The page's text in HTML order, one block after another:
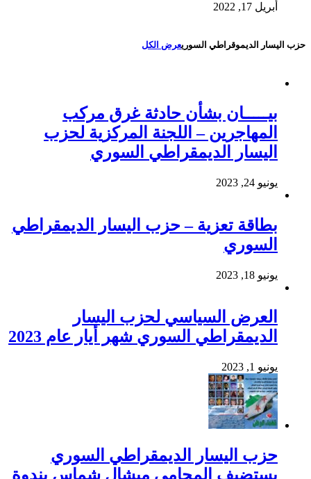
أبريل 17, 2022
حزب اليسار الديموقراطي السوريعرض الكل
بيـــــان بشأن حادثة غرق مركب
المهاجرين – اللجنة المركزية لحزب
اليسار الديمقراطي السوري
يونيو 24, 2023
بطاقة تعزية – حزب اليسار الديمقراطي
السوري
يونيو 18, 2023
العرض السياسي لحزب اليسار
الديمقراطي السوري شهر أيار عام 2023
يونيو 1, 2023
حزب اليسار الديمقراطي السوري
يستضيف المحامي ميشال شماس بندوة